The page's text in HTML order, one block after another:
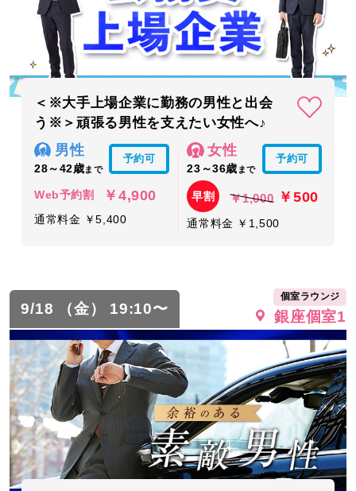
＜※大手上場企業に勤務の男性と出会
う※＞頑張る男性を支えたい女性へ♪
男性
28～42歳まで
予約可
Web予約割 ￥4,900
通常料金 ￥5,400
女性
23～36歳 まで
予約可
早割 ￥1,000 ￥500
通常料金 ￥1,500
9/18 （金） 19:10〜
個室ラウンジ
銀座個室1